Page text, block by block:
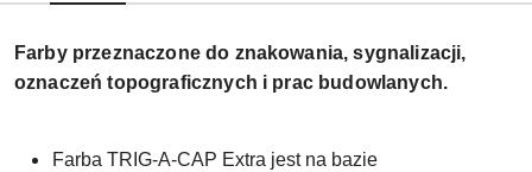
Farby przeznaczone do znakowania, sygnalizacji,
oznaczeń topograficznych i prac budowlanych.
Farba TRIG-A-CAP Extra jest na bazie